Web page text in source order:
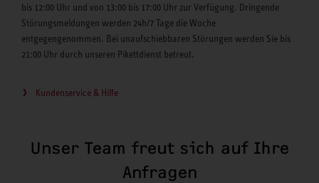
bis 12:00 Uhr und von 13:00 bis 17:00 Uhr zur Verfügung. Dringende
Störungsmeldungen werden 24h/7 Tage die Woche
entgegengenommen. Bei unaufschiebbaren Störungen werden Sie bis
21:00 Uhr durch unseren Pikettdienst betreut.
Kundenservice & Hilfe
Unser Team freut sich auf Ihre
Anfragen